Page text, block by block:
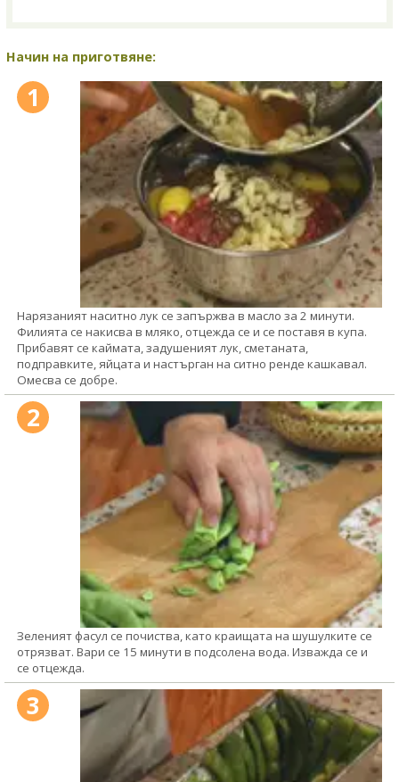
Начин на приготвяне:
1
Нарязаният наситно лук се запържва в масло за 2 минути.
Филията се накисва в мляко, отцежда се и се поставя в купа.
Прибавят се каймата, задушеният лук, сметаната,
подправките, яйцата и настърган на ситно ренде кашкавал.
Омесва се добре.
2
Зеленият фасул се почиства, като краищата на шушулките се
отрязват. Вари се 15 минути в подсолена вода. Изважда се и
се отцежда.
3